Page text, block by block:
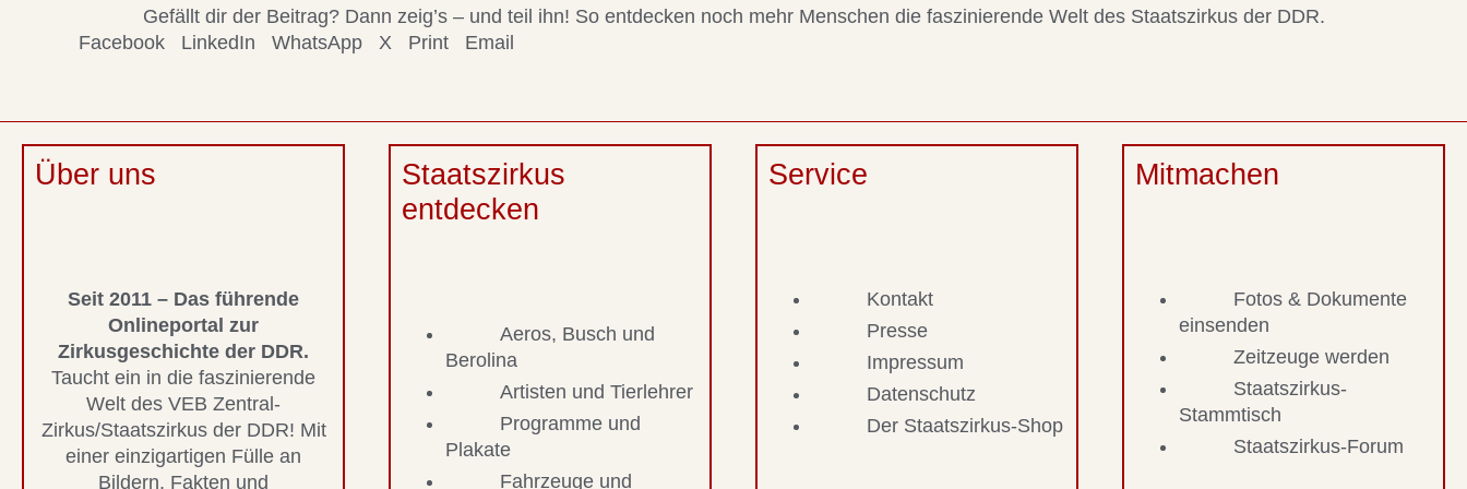
Gefällt dir der Beitrag? Dann zeig’s – und teil ihn! So entdecken noch mehr Menschen die faszinierende Welt des Staatszirkus der DDR.
Facebook
LinkedIn WhatsApp X Print Email
Über uns
Seit 2011 – Das führende
Onlineportal zur
Zirkusgeschichte der DDR.
Taucht ein in die faszinierende
Welt des VEB Zentral-
Zirkus/Staatszirkus der DDR! Mit
einer einzigartigen Fülle an
Bildern, Fakten und
Staatszirkus
entdecken
Aeros, Busch und
Berolina
Artisten und Tierlehrer
Programme und
Plakate
Fahrzeuge und
Service
Kontakt
Presse
Impressum
Datenschutz
Der Staatszirkus-Shop
Mitmachen
Fotos & Dokumente
einsenden
Zeitzeuge werden
Staatszirkus-
Stammtisch
Staatszirkus-Forum